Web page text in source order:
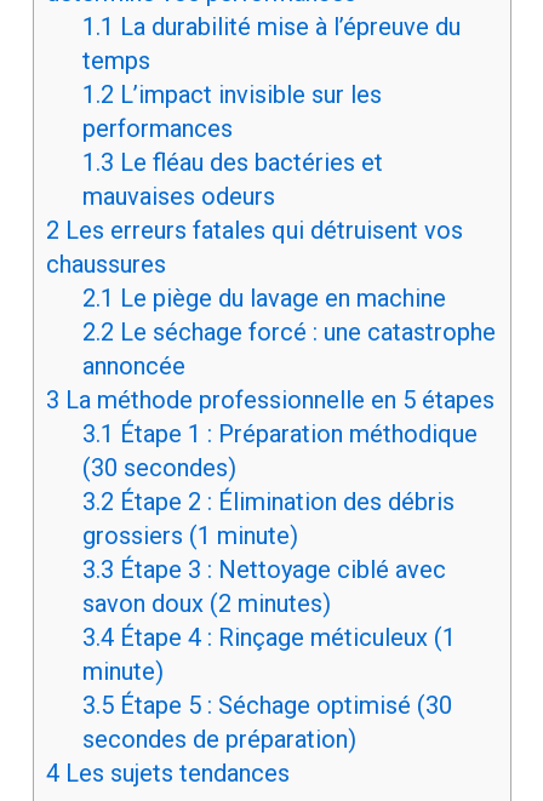
1.1 La durabilité mise à l’épreuve du
temps
1.2 L’impact invisible sur les
performances
1.3 Le fléau des bactéries et
mauvaises odeurs
2 Les erreurs fatales qui détruisent vos
chaussures
2.1 Le piège du lavage en machine
2.2 Le séchage forcé : une catastrophe
annoncée
3 La méthode professionnelle en 5 étapes
3.1 Étape 1 : Préparation méthodique
(30 secondes)
3.2 Étape 2 : Élimination des débris
grossiers (1 minute)
3.3 Étape 3 : Nettoyage ciblé avec
savon doux (2 minutes)
3.4Étape 4 : Rinçage méticuleux (1
minute)
3.5Étape 5 : Séchage optimisé (30
secondes de préparation)
4Les sujets tendances